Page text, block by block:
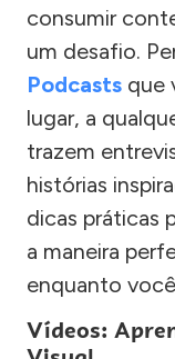
consumir
um desafio.
Podcasts que
lugar, a
trazem
histórias
dicas práticas
a maneira
enquanto
Vídeos: